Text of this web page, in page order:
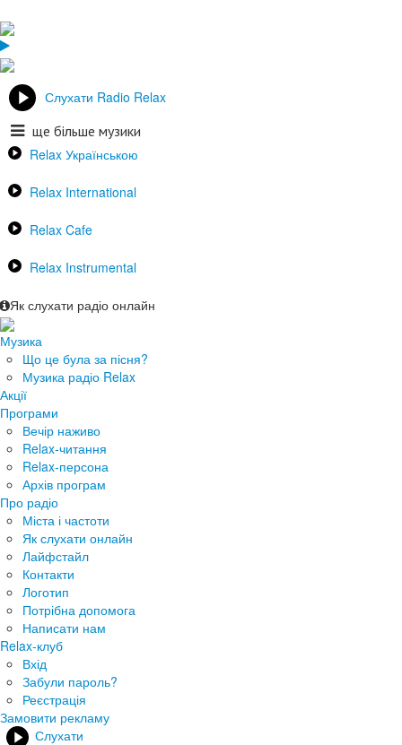
Слухати Radio Relax
ще більше музики
Relax Українською
Relax International
Relax Cafe
Relax Instrumental
Як слухати радіо онлайн
Музика
Що це була за пісня?
Музика радіо Relax
Акції
Програми
Вечір наживо
Relax-читання
Relax-персона
Архів програм
Про радіо
Міста і частоти
Як слухати онлайн
Лайфстайл
Контакти
Логотип
Потрібна допомога
Написати нам
Relax-клуб
Вхід
Забули пароль?
Реєстрація
Замовити рекламу
Слухати